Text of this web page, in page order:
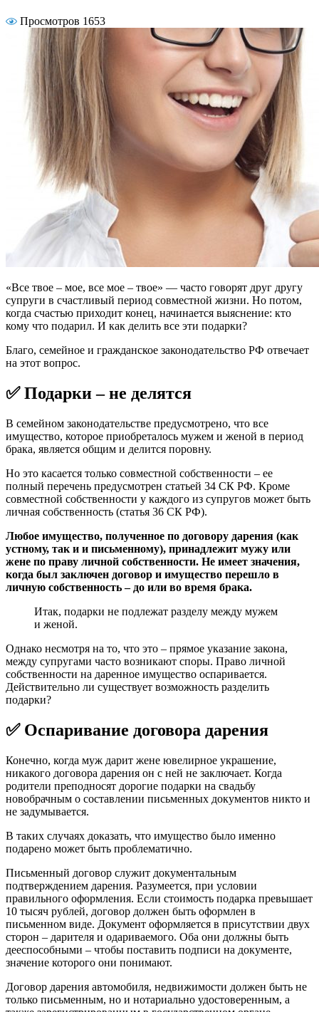
Просмотров 1653
«Все твое – мое, все мое – твое» — часто говорят друг другу
супруги в счастливый период совместной жизни. Но потом,
когда счастью приходит конец, начинается выяснение: кто
кому что подарил. И как делить все эти подарки?
Благо, семейное и гражданское законодательство РФ отвечает
на этот вопрос.
✅ Подарки – не делятся
В семейном законодательстве предусмотрено, что все
имущество, которое приобреталось мужем и женой в период
брака, является общим и делится поровну.
Но это касается только совместной собственности – ее
полный перечень предусмотрен статьей 34 СК РФ. Кроме
совместной собственности у каждого из супругов может быть
личная собственность (статья 36 СК РФ).
Любое имущество, полученное по договору дарения (как
устному, так и и письменному), принадлежит мужу или
жене по праву личной собственности. Не имеет значения,
когда был заключен договор и имущество перешло в
личную собственность – до или во время брака.
Итак, подарки не подлежат разделу между мужем
и женой.
Однако несмотря на то, что это – прямое указание закона,
между супругами часто возникают споры. Право личной
собственности на даренное имущество оспаривается.
Действительно ли существует возможность разделить
подарки?
✅ Оспаривание договора дарения
Конечно, когда муж дарит жене ювелирное украшение,
никакого договора дарения он с ней не заключает. Когда
родители преподносят дорогие подарки на свадьбу
новобрачным о составлении письменных документов никто и
не задумывается.
В таких случаях доказать, что имущество было именно
подарено может быть проблематично.
Письменный договор служит документальным
подтверждением дарения. Разумеется, при условии
правильного оформления. Если стоимость подарка превышает
10 тысяч рублей, договор должен быть оформлен в
письменном виде. Документ оформляется в присутствии двух
сторон – дарителя и одариваемого. Оба они должны быть
дееспособными – чтобы поставить подписи на документе,
значение которого они понимают.
Договор дарения автомобиля, недвижимости должен быть не
только письменным, но и нотариально удостоверенным, а